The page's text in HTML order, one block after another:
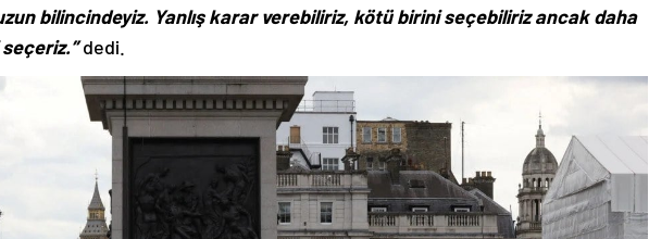
bilincindeyiz. Yanlış karar verebiliriz, kötü birini seçebiliriz ancak daha
dedi.